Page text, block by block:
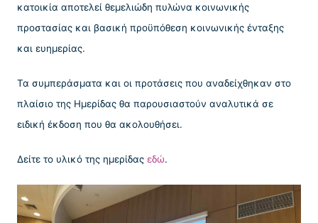
κατοικία αποτελεί θεμελιώδη πυλώνα κοινωνικής
προστασίας και βασική προϋπόθεση κοινωνικής ένταξης
και ευημερίας.
Τα συμπεράσματα και οι προτάσεις που αναδείχθηκαν στο
πλαίσιο της Ημερίδας θα παρουσιαστούν αναλυτικά σε
ειδική έκδοση που θα ακολουθήσει.
Δείτε το υλικό της ημερίδας εδώ.